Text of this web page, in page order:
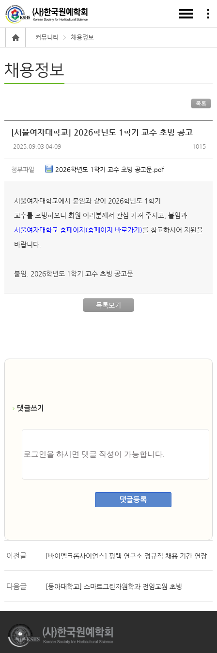
커뮤니티 채용정보
채용정보
목록
[서울여자대학교] 2026학년도 1학기 교수 초빙 공고
2025.09.03 04:09 1015
첨부파일 2026학년도 1학기 교수 초빙 공고문.pdf
서울여자대학교에서 붙임과 같이 2026학년도 1학기
교수를 초빙하오니 회원 여러분께서 관심 가져 주시고, 붙임과
서울여자대학교 홈페이지(홈페이지 바로가기)를 참고하시어 지원을
바랍니다.
붙임. 2026학년도 1학기 교수 초빙 공고문
목록보기
댓글쓰기
댓글등록
이전글 [바이엘크롭사이언스] 평택 연구소 정규직 채용 기간 연장
다음글 [동아대학교] 스마트그린자원학과 전임교원 초빙